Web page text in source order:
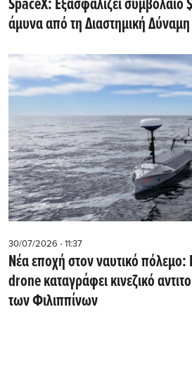
SpaceX: Εξασφαλίζει συμβόλαιο
άμυνα από τη Διαστημική
30/07/2026 - 11:37
Νέα εποχή στον ναυτικό
drone καταγράφει κινεζικό
των Φιλιππίνων